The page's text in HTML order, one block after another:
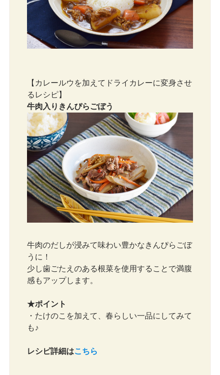
【カレールウを加えてドライカレーに変身させ
るレシピ】
牛肉入りきんぴらごぼう
牛肉のだしが浸みて味わい豊かなきんぴらごぼ
うに！
少し歯ごたえのある根菜を使用することで満腹
感もアップします。
★ポイント
・たけのこを加えて、春らしい一品にしてみて
も♪
レシピ詳細はこちら